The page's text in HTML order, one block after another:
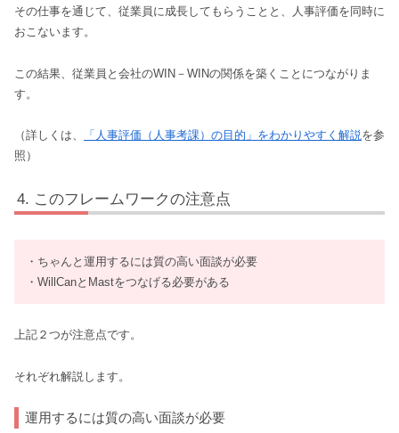
その仕事を通じて、従業員に成長してもらうことと、人事評価を同時に
おこないます。
この結果、従業員と会社のWIN－WINの関係を築くことにつながりま
す。
（詳しくは、 「人事評価（人事考課）の目的」をわかりやすく解説を参
照）
このフレームワークの注意点
・ちゃんと運用するには質の高い面談が必要
・WillCanとMastをつなげる必要がある
上記２つが注意点です。
それぞれ解説します。
運用するには質の高い面談が必要